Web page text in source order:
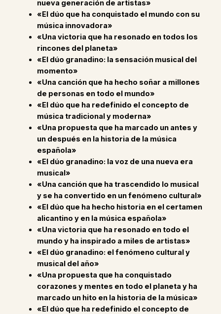
nueva generación de artistas»
«El dúo que ha conquistado el mundo con su
música innovadora»
«Una victoria que ha resonado en todos los
rincones del planeta»
«El dúo granadino: la sensación musical del
momento»
«Una canción que ha hecho soñar a millones
de personas en todo el mundo»
«El dúo que ha redefinido el concepto de
música tradicional y moderna»
«Una propuesta que ha marcado un antes y
un después en la historia de la música
española»
«El dúo granadino: la voz de una nueva era
musical»
«Una canción que ha trascendido lo musical
y se ha convertido en un fenómeno cultural»
«El dúo que ha hecho historia en el certamen
alicantino y en la música española»
«Una victoria que ha resonado en todo el
mundo y ha inspirado a miles de artistas»
«El dúo granadino: el fenómeno cultural y
musical del año»
«Una propuesta que ha conquistado
corazones y mentes en todo el planeta y ha
marcado un hito en la historia de la música»
«El dúo que ha redefinido el concepto de